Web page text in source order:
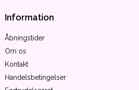
Information
Åbningstider
Om os
Kontakt
Handelsbetingelser